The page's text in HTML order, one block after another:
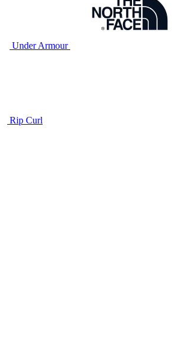
Under Armour
Rip Curl